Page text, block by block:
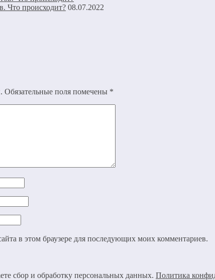
Что происходит? 08.07.2022
Обязательные поля помечены *
в этом браузере для последующих моих комментариев.
сбор и обработку персональных данных. Политика